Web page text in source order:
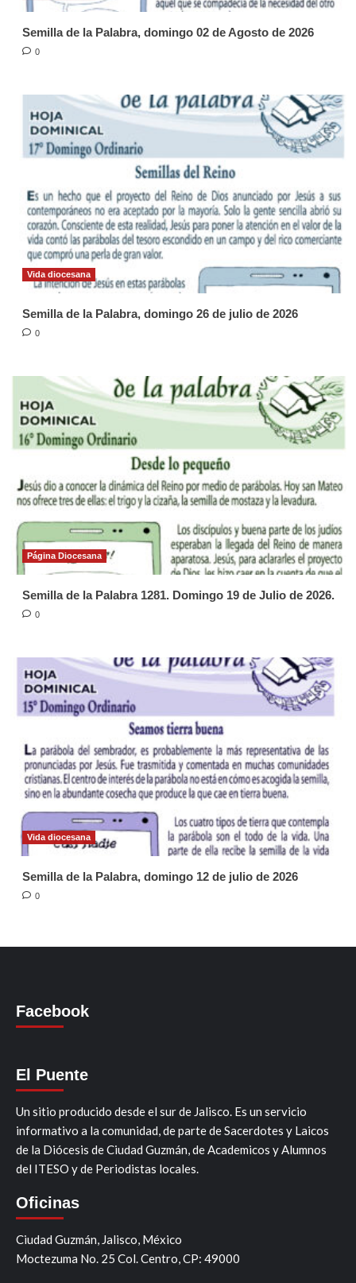
Semilla de la Palabra, domingo 02 de Agosto de 2026
0
Vida diocesana
Semilla de la Palabra, domingo 26 de julio de 2026
0
Página Diocesana
Semilla de la Palabra 1281. Domingo 19 de Julio de 2026.
0
Vida diocesana
Semilla de la Palabra, domingo 12 de julio de 2026
0
Facebook
El Puente
Un sitio producido desde el sur de Jalisco. Es un servicio
informativo a la comunidad, de parte de Sacerdotes y Laicos
de la Diócesis de Ciudad Guzmán, de Academicos y Alumnos
del ITESO y de Periodistas locales.
Oficinas
Ciudad Guzmán, Jalisco, México
Moctezuma No. 25 Col. Centro, CP: 49000